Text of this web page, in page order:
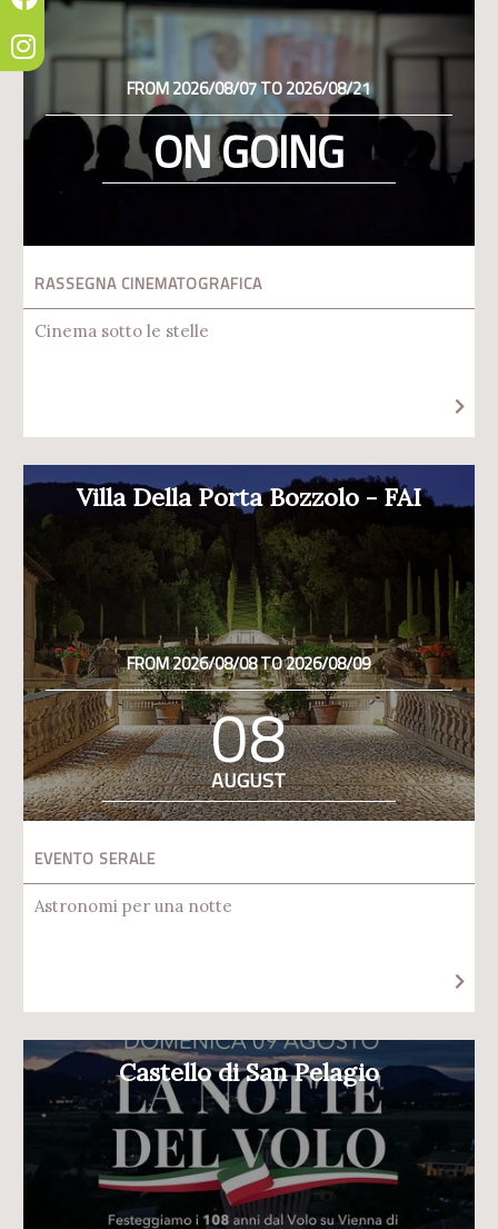
FROM 2026/08/07 TO 2026/08/21
ON GOING
RASSEGNA CINEMATOGRAFICA
Cinema sotto le stelle
Villa Della Porta Bozzolo - FAI
FROM 2026/08/08 TO 2026/08/09
08
AUGUST
EVENTO SERALE
Astronomi per una notte
Castello di San Pelagio